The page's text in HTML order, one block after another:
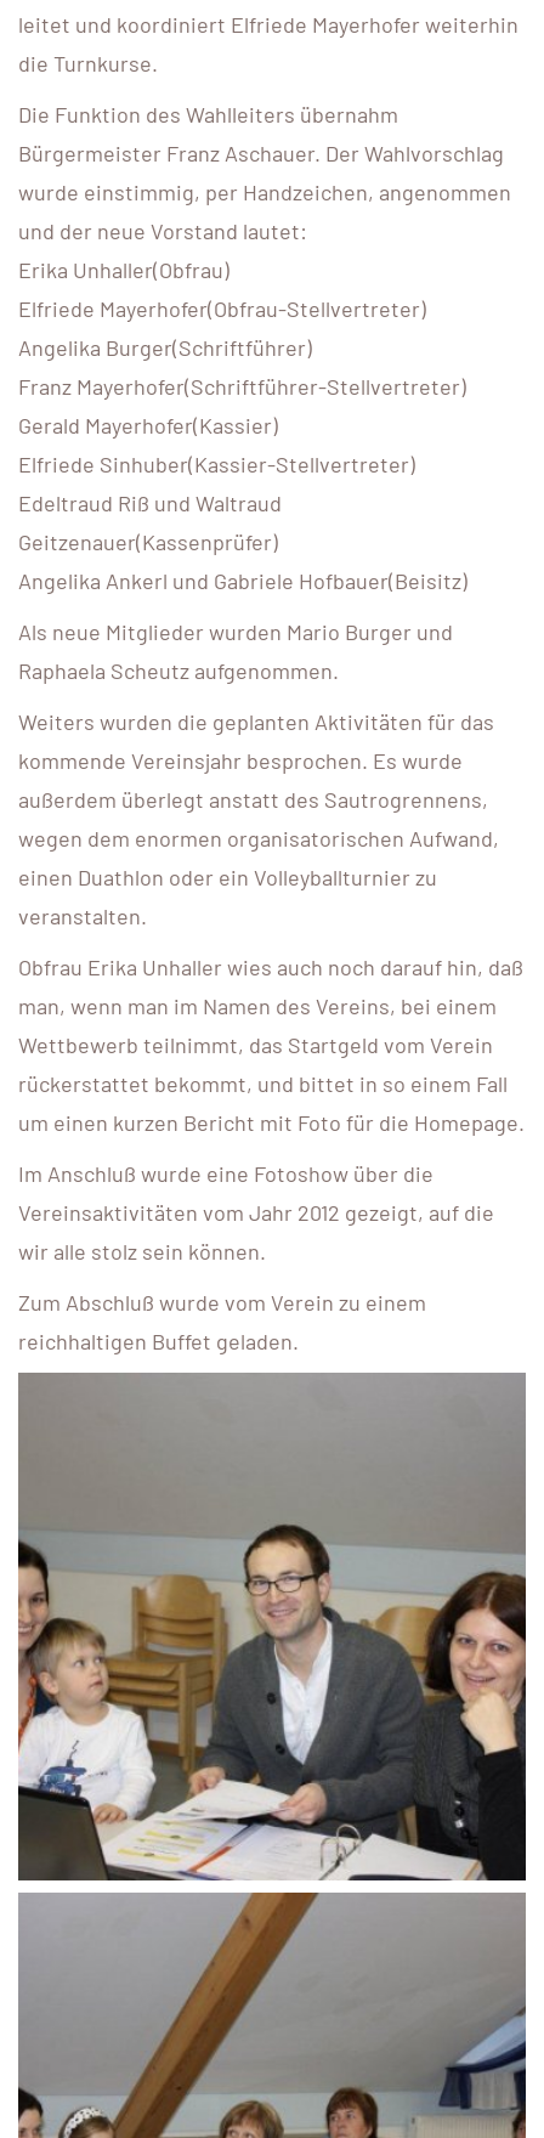
leitet und koordiniert Elfriede Mayerhofer weiterhin
die Turnkurse.
Die Funktion des Wahlleiters übernahm
Bürgermeister Franz Aschauer. Der Wahlvorschlag
wurde einstimmig, per Handzeichen, angenommen
und der neue Vorstand lautet:
Erika Unhaller(Obfrau)
Elfriede Mayerhofer(Obfrau-Stellvertreter)
Angelika Burger(Schriftführer)
Franz Mayerhofer(Schriftführer-Stellvertreter)
Gerald Mayerhofer(Kassier)
Elfriede Sinhuber(Kassier-Stellvertreter)
Edeltraud Riß und Waltraud
Geitzenauer(Kassenprüfer)
Angelika Ankerl und Gabriele Hofbauer(Beisitz)
Als neue Mitglieder wurden Mario Burger und
Raphaela Scheutz aufgenommen.
Weiters wurden die geplanten Aktivitäten für das
kommende Vereinsjahr besprochen. Es wurde
außerdem überlegt anstatt des Sautrogrennens,
wegen dem enormen organisatorischen Aufwand,
einen Duathlon oder ein Volleyballturnier zu
veranstalten.
Obfrau Erika Unhaller wies auch noch darauf hin, daß
man, wenn man im Namen des Vereins, bei einem
Wettbewerb teilnimmt, das Startgeld vom Verein
rückerstattet bekommt, und bittet in so einem Fall
um einen kurzen Bericht mit Foto für die Homepage.
Im Anschluß wurde eine Fotoshow über die
Vereinsaktivitäten vom Jahr 2012 gezeigt, auf die
wir alle stolz sein können.
Zum Abschluß wurde vom Verein zu einem
reichhaltigen Buffet geladen.